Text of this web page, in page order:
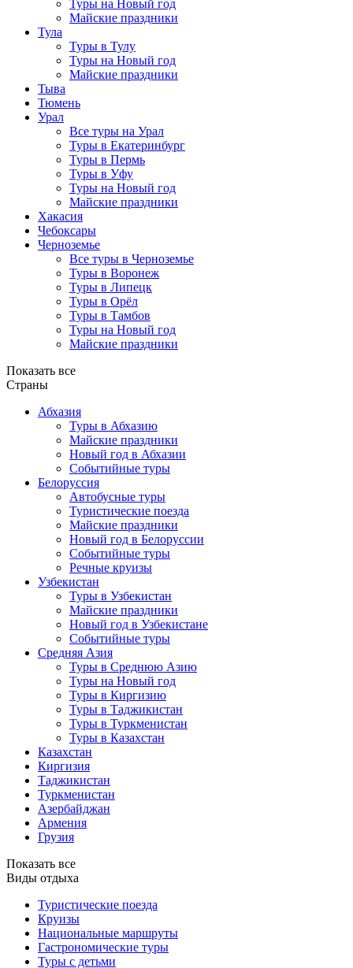
Туры на Новый год
Майские праздники
Тула
Туры в Тулу
Туры на Новый год
Майские праздники
Тыва
Тюмень
Урал
Все туры на Урал
Туры в Екатеринбург
Туры в Пермь
Туры в Уфу
Туры на Новый год
Майские праздники
Хакасия
Чебоксары
Черноземье
Все туры в Черноземье
Туры в Воронеж
Туры в Липецк
Туры в Орёл
Туры в Тамбов
Туры на Новый год
Майские праздники
Показать все
Страны
Абхазия
Туры в Абхазию
Майские праздники
Новый год в Абхазии
Событийные туры
Белоруссия
Автобусные туры
Туристические поезда
Майские праздники
Новый год в Белоруссии
Событийные туры
Речные круизы
Узбекистан
Туры в Узбекистан
Майские праздники
Новый год в Узбекистане
Событийные туры
Средняя Азия
Туры в Среднюю Азию
Туры на Новый год
Туры в Киргизию
Туры в Таджикистан
Туры в Туркменистан
Туры в Казахстан
Казахстан
Киргизия
Таджикистан
Туркменистан
Азербайджан
Армения
Грузия
Показать все
Виды отдыха
Туристические поезда
Круизы
Национальные маршруты
Гастрономические туры
Туры с детьми